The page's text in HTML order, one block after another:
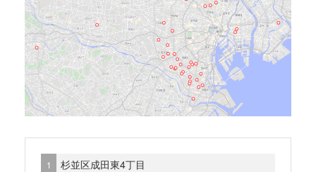
杉並区成田東4丁目